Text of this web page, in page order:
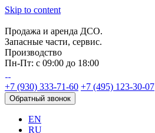
Skip to content
Продажа и аренда ДСО.
Запасные части, сервис.
Производство
Пн-Пт: с 09:00 до 18:00
+7 (930) 333-71-60 +7 (495) 123-30-07
Обратный звонок
EN
RU